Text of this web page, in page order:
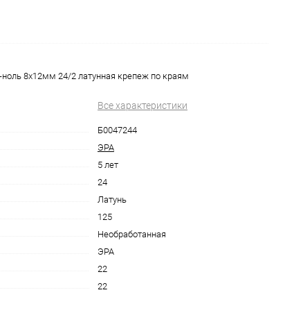
8х12мм 24/2 латунная крепеж по краям
Все характеристики
Б0047244
ЭРА
5 лет
24
Латунь
125
Необработанная
ЭРА
22
22